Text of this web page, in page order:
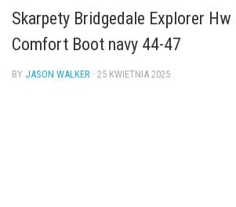
Skarpety Bridgedale Explorer
Comfort Boot navy 44-47
BY JASON WALKER · 25 KWIETNIA 2025